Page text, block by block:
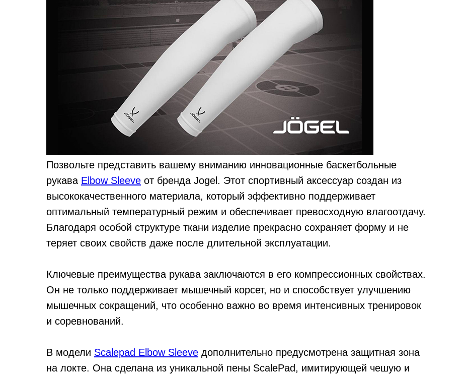
Позвольте представить вашему вниманию инновационные баскетбольные
рукава Elbow Sleeve от бренда Jogel. Этот спортивный аксессуар создан из
высококачественного материала, который эффективно поддерживает
оптимальный температурный режим и обеспечивает превосходную влагоотдачу.
Благодаря особой структуре ткани изделие прекрасно сохраняет форму и не
теряет своих свойств даже после длительной эксплуатации.
Ключевые преимущества рукава заключаются в его компрессионных свойствах.
Он не только поддерживает мышечный корсет, но и способствует улучшению
мышечных сокращений, что особенно важно во время интенсивных тренировок
и соревнований.
В модели Scalepad Elbow Sleeve дополнительно предусмотрена защитная зона
на локте. Она сделана из уникальной пены ScalePad, имитирующей чешую и